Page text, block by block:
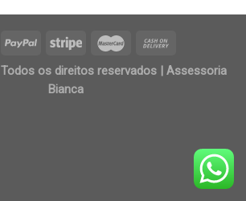
Todos os direitos reservados | Assessoria
Bianca